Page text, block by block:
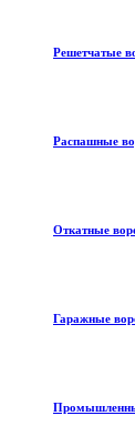
Решетчатые
Распашные
Откатные
Гаражные